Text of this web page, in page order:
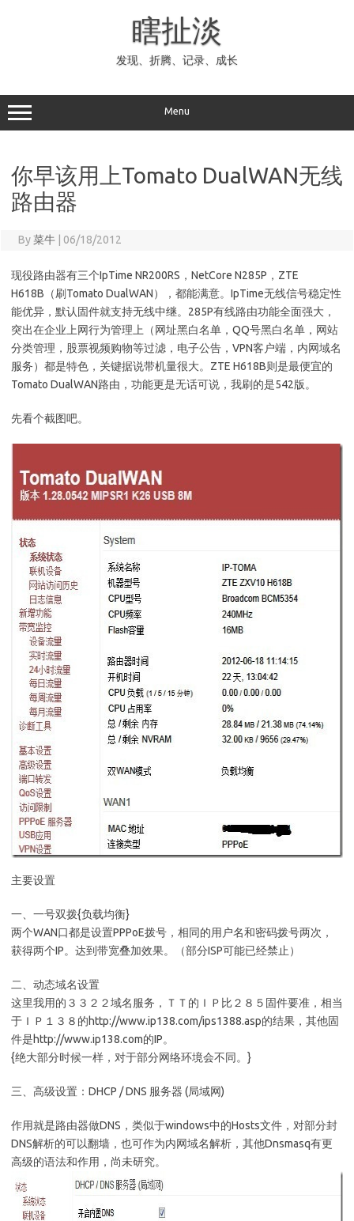
瞎扯淡
发现、折腾、记录、成长
Menu
你早该用上Tomato DualWAN无线
路由器
By菜牛 06/18/2012
现役路由器有三个IpTime NR200RS，NetCore N285P，ZTE
H618B（刷Tomato DualWAN），都能满意。IpTime无线信号稳定性
能优异，默认固件就支持无线中继。285P有线路由功能全面强大，
突出在企业上网行为管理上（网址黑白名单，QQ号黑白名单，网站
分类管理，股票视频购物等过滤，电子公告，VPN客户端，内网域名
服务）都是特色，关键据说带机量很大。ZTE H618B则是最便宜的
Tomato DualWAN路由，功能更是无话可说，我刷的是542版。
先看个截图吧。
主要设置
一、一号双拨{负载均衡}
两个WAN口都是设置PPPoE拨号，相同的用户名和密码拨号两次，
获得两个IP。达到带宽叠加效果。（部分ISP可能已经禁止）
二、动态域名设置
这里我用的３３２２域名服务，ＴＴ的ＩＰ比２８５固件要准，相当
于ＩＰ１３８的http://www.ip138.com/ips1388.asp的结果，其他固
件是http://www.ip138.com的IP。
{绝大部分时候一样，对于部分网络环境会不同。}
三、高级设置：DHCP / DNS 服务器 (局域网)
作用就是路由器做DNS，类似于windows中的Hosts文件，对部分封
DNS解析的可以翻墙，也可作为内网域名解析，其他Dnsmasq有更
高级的语法和作用，尚未研究。